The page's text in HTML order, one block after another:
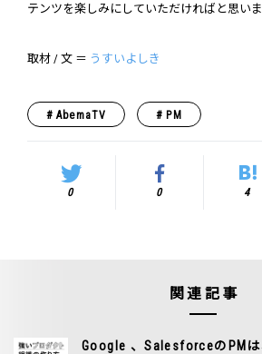
テンツを楽しみにしていただければと思いま
取材 / 文 ＝ うすいよしき
AbemaTV PM
0 0 4
関連記事
Google 、SalesforceのPM